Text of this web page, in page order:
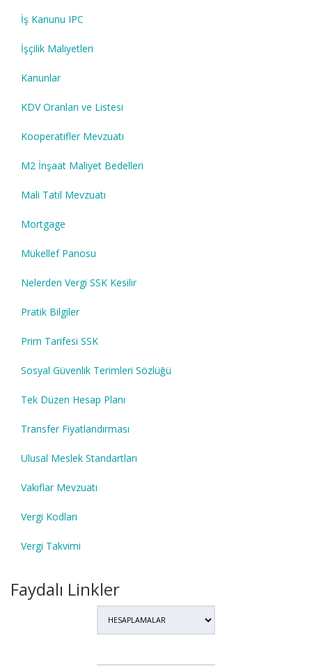
İş Kanunu IPC
İşçilik Maliyetleri
Kanunlar
KDV Oranları ve Listesi
Kooperatifler Mevzuatı
M2 İnşaat Maliyet Bedelleri
Mali Tatil Mevzuatı
Mortgage
Mükellef Panosu
Nelerden Vergi SSK Kesilir
Pratik Bilgiler
Prim Tarifesi SSK
Sosyal Güvenlik Terimleri Sözlüğü
Tek Düzen Hesap Planı
Transfer Fiyatlandırması
Ulusal Meslek Standartları
Vakıflar Mevzuatı
Vergi Kodları
Vergi Takvimi
Faydalı Linkler